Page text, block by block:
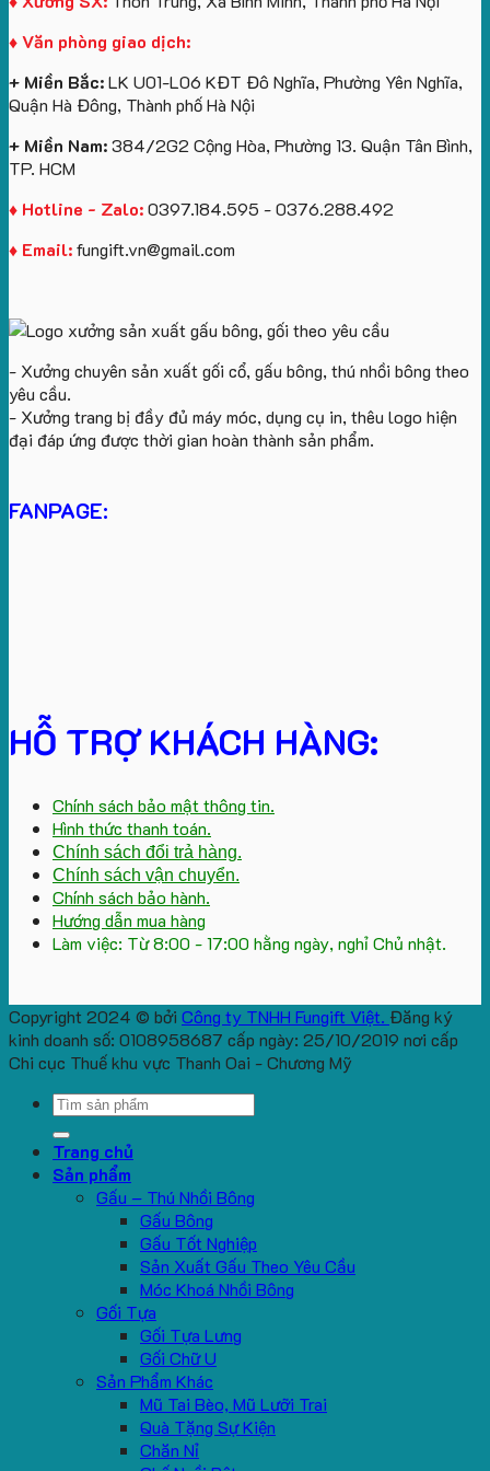
tặng
U
Logo
♦ Văn phòng giao dịch:
+ Miền Bắc:LK U01-L06 KĐT Đô Nghĩa, Phường Yên Nghĩa,
Quận Hà Đông, Thành phố Hà Nội
+ Miền Nam:384/2G2 Cộng Hòa, Phường 13. Quận Tân Bình,
TP. HCM
♦ Hotline - Zalo:0397.184.595 - 0376.288.492
♦ Email:fungift.vn@gmail.com
- Xưởng chuyên sản xuất gối cổ, gấu bông, thú nhồi bông theo
yêu cầu.
- Xưởng trang bị đầy đủ máy móc, dụng cụ in, thêu logo hiện
đại đáp ứng được thời gian hoàn thành sản phẩm.
FANPAGE:
HỖ TRỢ KHÁCH HÀNG:
Chính sách bảo mật thông tin.
Hình thức thanh toán.
Chính sách đổi trả hàng.
Chính sách vận chuyển.
Chính sách bảo hành.
Hướng dẫn mua hàng
Làm việc: Từ 8:00 - 17:00 hằng ngày, nghỉ Chủ nhật.
Copyright 2024 © bởi Công ty TNHH Fungift Việt. Đăng ký
kinh doanh số: 0108958687 cấp ngày: 25/10/2019 nơi cấp
Chi cục Thuế khu vực Thanh Oai - Chương Mỹ
Search
Trang chủ
Sản phẩm
Gấu – Thú Nhồi Bông
Gấu Bông
Gấu Tốt Nghiệp
Sản Xuất Gấu Theo Yêu Cầu
Móc Khoá Nhồi Bông
Gối Tựa
Gối Tựa Lưng
Gối Chữ U
Sản Phẩm Khác
Mũ Tai Bèo, Mũ Lưỡi Trai
Quà Tặng Sự Kiện
Chăn Nỉ